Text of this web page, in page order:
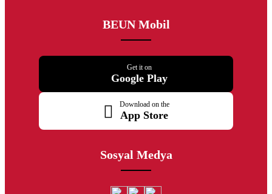
BEUN Mobil
Get it on
Google Play
Download on the
App Store
Sosyal Medya